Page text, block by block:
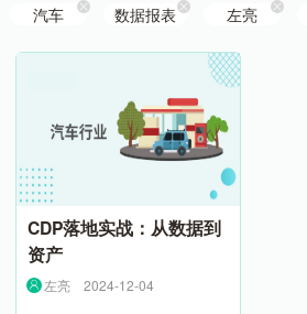
汽车 数据报表 左亮
CDP落地实战：从数据到
资产
左亮 2024-12-04